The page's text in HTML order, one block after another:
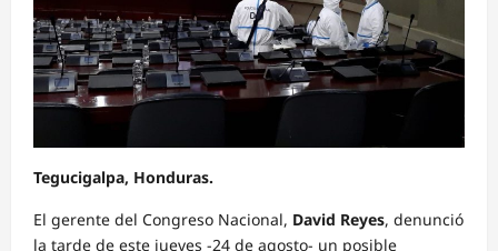
Tegucigalpa, Honduras.
El gerente del Congreso Nacional, David Reyes, denunció
la tarde de este jueves -24 de agosto- un posible